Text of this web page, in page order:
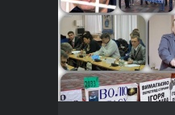
Панельна